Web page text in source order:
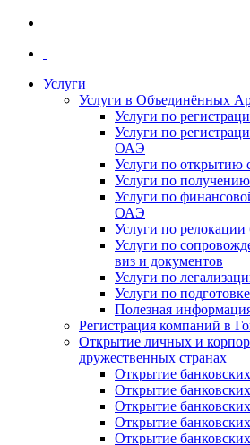
Услуги
Услуги в Объединённых
Услуги по
Услуги по
ОАЭ
Услуги по открытию
Услуги по
Услуги по
ОАЭ
Услуги по
Услуги по
виз и документов
Услуги по
Услуги по
Полезная
Регистрация компаний в
Открытие личных и
дружественных странах
Открытие
Открытие
Открытие
Открытие
Открытие